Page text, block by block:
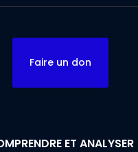
Faire un don
ET ANALYSER